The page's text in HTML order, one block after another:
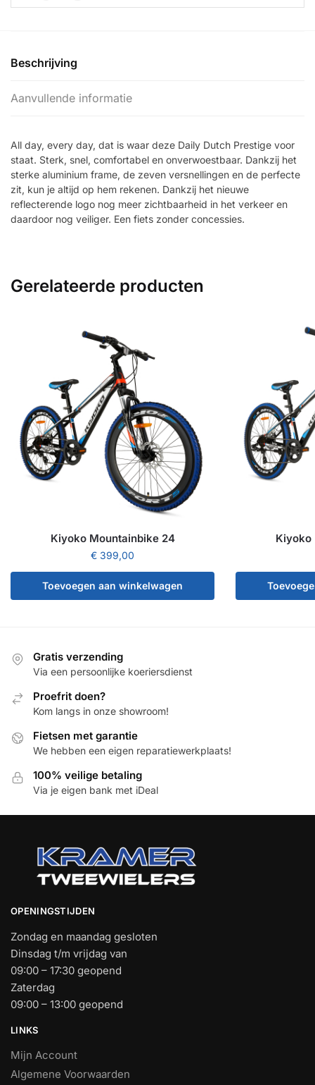
47
Beschrijving
Aanvullende informatie
All day, every day, dat is waar deze Daily Dutch Prestige voor
staat. Sterk, snel, comfortabel en onverwoestbaar. Dankzij het
sterke aluminium frame, de zeven versnellingen en de perfecte
zit, kun je altijd op hem rekenen. Dankzij het nieuwe
reflecterende logo nog meer zichtbaarheid in het verkeer en
daardoor nog veiliger. Een fiets zonder concessies.
Gerelateerde producten
Kiyoko Mountainbike 24
€ 399,00
Toevoegen aan winkelwagen
Kiyoko
Gratis verzending
Via een persoonlijke koeriersdienst
Proefrit doen?
Kom langs in onze showroom!
Fietsen met garantie
We hebben een eigen reparatiewerkplaats!
100% veilige betaling
Via je eigen bank met iDeal
OPENINGSTIJDEN
Zondag en maandag gesloten
Dinsdag t/m vrijdag van
09:00 – 17:30 geopend
Zaterdag
09:00 – 13:00 geopend
LINKS
Mijn Account
Algemene Voorwaarden